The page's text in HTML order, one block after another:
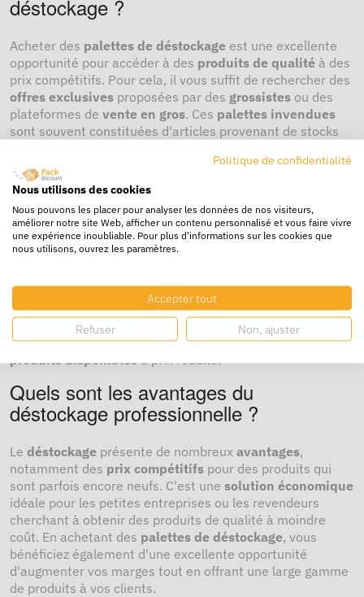
déstockage ?
Acheter des palettes de déstockage est une excellente
opportunité pour accéder à des produits de qualité à des
prix compétitifs. Pour cela, il vous suffit de rechercher des
offres exclusives proposées par des grossistes ou des
plateformes de vente en gros. Ces palettes invendues
sont souvent constituées d'articles provenant de stocks
d'acheter à moindre coût.
Où trouver des palettes invendues pour
stockage ?
Il existe plusieurs moyens de
spécialisés dans ledéstockageou explorer dessites de
déstockage en lignequi offrent desmarchandises en
gros
plateformes de déstockage
professionnel
mettent à votre disposition une grande variété de
produits disponiblesà prix réduits.
Quels sont les avantages du
déstockage professionnelle ?
Le déstockage présente de nombreux avantages,
notamment des prix compétitifs pour des produits qui
sont parfois encore neufs. C'est une solution économique
idéale pour les petites entreprises ou les revendeurs
cherchant à obtenir des produits de qualité à moindre
coût. En achetant des palettes de déstockage, vous
bénéficiez également d'une excellente opportunité
d'augmenter vos marges tout en offrant une large gamme
de produits à vos clients.
Politique de confidentialité
Nous utilisons des cookies
Nous pouvons les placer pour analyser les données de nos visiteurs,
améliorer notre site Web, afficher un contenu personnalisé et vous faire vivre
une expérience inoubliable. Pour plus d'informations sur les cookies que
nous utilisons, ouvrez les paramètres.
Accepter tout
Refuser Non, ajuster